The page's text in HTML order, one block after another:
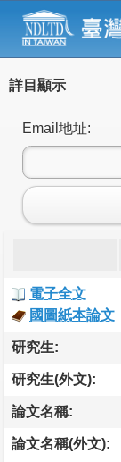
詳目顯示
Email地址:
電子全文
國圖紙本論文
研究生:
研究生(外文):
論文名稱:
論文名稱(外文):